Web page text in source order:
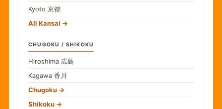
Kyoto 京都
All Kansai
CHUGOKU / SHIKOKU
Hiroshima 広島
Kagawa 香川
Chugoku
Shikoku